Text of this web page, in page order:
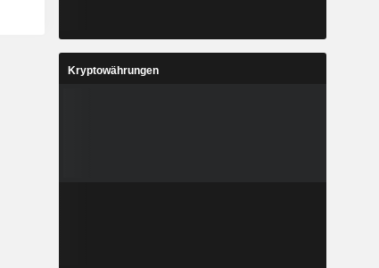
Kryptowährungen